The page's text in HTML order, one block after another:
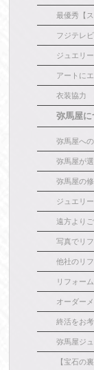
最優秀【
フジテレ
ジュエリ
アートに
衣装協力
弥馬屋に
弥馬屋へ
弥馬屋が
弥馬屋の
ジュエリ
遠方より
写真でリ
他社のリ
リフォー
オーダー
終活をお
弥馬屋ジ
【宝石の